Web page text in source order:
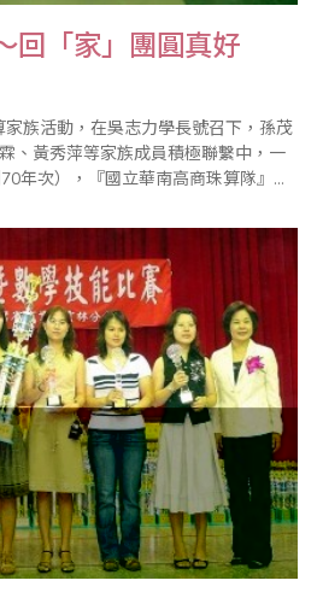
回「家」團圓真好
族活動，在吳志力學長號召下，孫茂
、黃秀萍等家族成員積極聯繫中，一
年次），『國立華南高商珠算隊』共
』為『華商精神』，牽起每個小圈
，有歡笑，有喜樂，也有淚
廷春老師與師母的春風和沐，一..